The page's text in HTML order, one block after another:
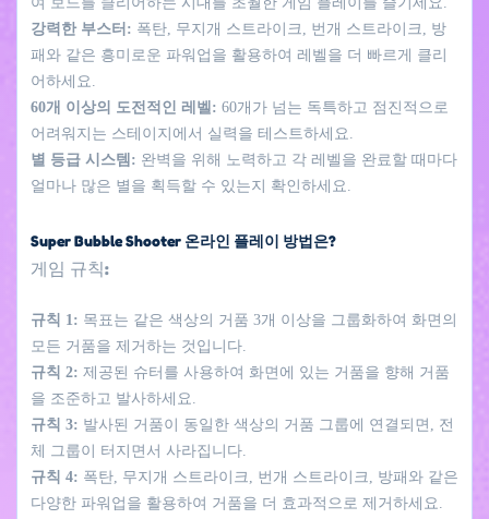
강력한 부스터: 폭탄, 무지개 스트라이크, 번개 스트라이크, 방
패와 같은 흥미로운 파워업을 활용하여 레벨을 더 빠르게 클리
어하세요.
60개 이상의 도전적인 레벨: 60개가 넘는 독특하고 점진적으로
어려워지는 스테이지에서 실력을 테스트하세요.
별 등급 시스템: 완벽을 위해 노력하고 각 레벨을 완료할 때마다
얼마나 많은 별을 획득할 수 있는지 확인하세요.
Super Bubble Shooter 온라인 플레이 방법은?
게임 규칙:
규칙 1: 목표는 같은 색상의 거품 3개 이상을 그룹화하여 화면의
모든 거품을 제거하는 것입니다.
규칙 2: 제공된 슈터를 사용하여 화면에 있는 거품을 향해 거품
을 조준하고 발사하세요.
규칙 3: 발사된 거품이 동일한 색상의 거품 그룹에 연결되면, 전
체 그룹이 터지면서 사라집니다.
규칙 4: 폭탄, 무지개 스트라이크, 번개 스트라이크, 방패와 같은
다양한 파워업을 활용하여 거품을 더 효과적으로 제거하세요.